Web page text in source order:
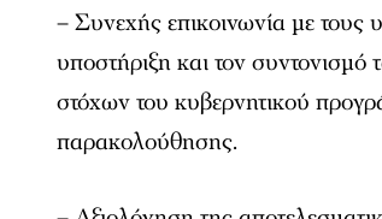
– Συνεχής επικοινωνία µε τους
υποστήριξη και τον συντονισµό
στόχων του κυβερνητικού
παρακολούθησης.